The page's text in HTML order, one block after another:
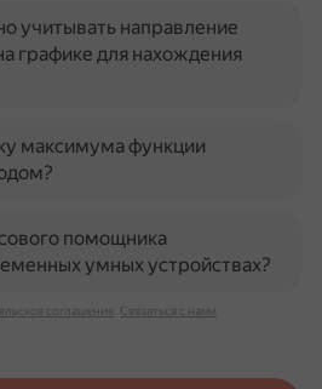
учитывать направление
графике для нахождения
максимума функции
помощника
умных устройствах?
соглашение Связаться с нами